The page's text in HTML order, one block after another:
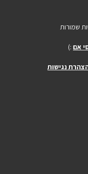
שמורות
אם :)
נגישות